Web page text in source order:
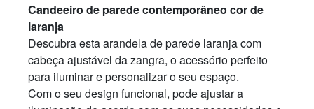
Candeeiro de parede contemporâneo cor de
laranja
Descubra esta arandela de parede laranja com
cabeça ajustável da zangra, o acessório perfeito
para iluminar e personalizar o seu espaço.
Com o seu design funcional, pode ajustar a